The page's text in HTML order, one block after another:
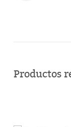
línea
Productos